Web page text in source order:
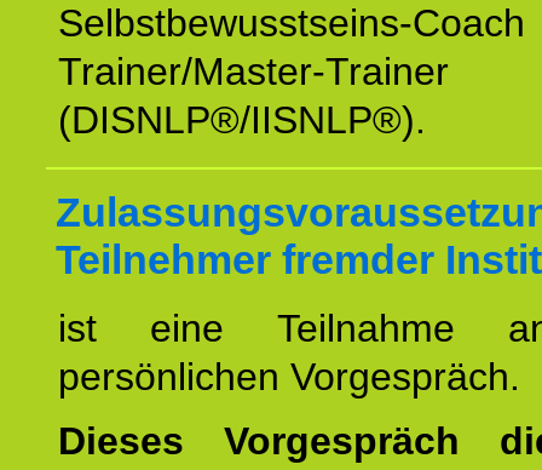
Selbstbewusstseins-
Trainer/Master-Trainer
(DISNLP®/IISNLP®).
Teilnehmer fremder
ist eine Teilnahme
persönlichen Vorgespräch.
Dieses Vorgespräch